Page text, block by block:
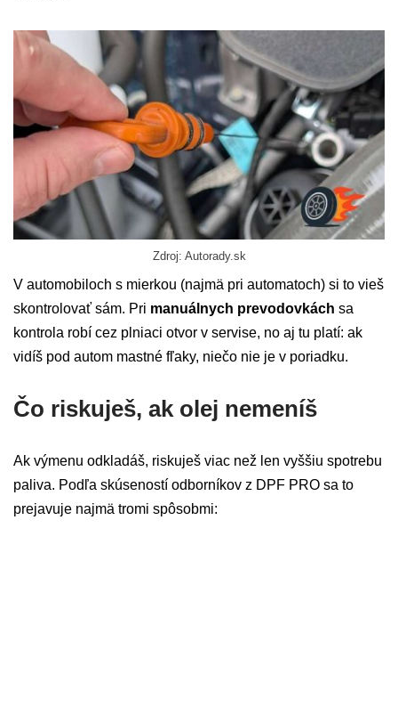
Zdroj: Autorady.sk
V automobiloch s mierkou (najmä pri automatoch) si to vieš
skontrolovať sám. Pri manuálnych prevodovkách sa
kontrola robí cez plniaci otvor v servise, no aj tu platí: ak
vidíš pod autom mastné fľaky, niečo nie je v poriadku.
Čo riskuješ, ak olej nemeníš
Ak výmenu odkladáš, riskuješ viac než len vyššiu spotrebu
paliva. Podľa skúseností odborníkov z DPF PRO sa to
prejavuje najmä tromi spôsobmi: